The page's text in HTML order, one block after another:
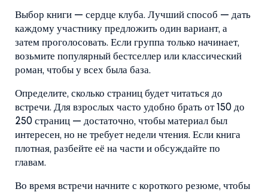
Выбор книги — сердце клуба. Лучший способ — дать
каждому участнику предложить один вариант, а
затем проголосовать. Если группа только начинает,
возьмите популярный бестселлер или классический
роман, чтобы у всех была база.
Определите, сколько страниц будет читаться до
встречи. Для взрослых часто удобно брать от 150 до
250 страниц — достаточно, чтобы материал был
интересен, но не требует недели чтения. Если книга
плотная, разбейте её на части и обсуждайте по
главам.
Во время встречи начните с короткого резюме, чтобы